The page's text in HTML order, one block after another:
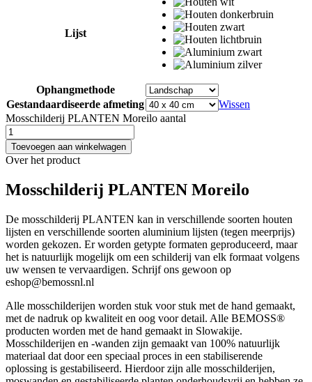
Lijst
Ophangmethode
Gestandaardiseerde afmeting
Wissen
Mosschilderij PLANTEN Moreilo aantal
Toevoegen aan winkelwagen
Over het product
Mosschilderij PLANTEN Moreilo
De mosschilderij PLANTEN kan in verschillende soorten houten
lijsten en verschillende soorten aluminium lijsten (tegen meerprijs)
worden gekozen. Er worden getypte formaten geproduceerd, maar
het is natuurlijk mogelijk om een schilderij van elk formaat volgens
uw wensen te vervaardigen. Schrijf ons gewoon op
eshop@bemossnl.nl
Alle mosschilderijen worden stuk voor stuk met de hand gemaakt,
met de nadruk op kwaliteit en oog voor detail. Alle BEMOSS®
producten worden met de hand gemaakt in Slowakije.
Mosschilderijen en -wanden zijn gemaakt van 100% natuurlijk
materiaal dat door een speciaal proces in een stabiliserende
oplossing is gestabiliseerd. Hierdoor zijn alle mosschilderijen,